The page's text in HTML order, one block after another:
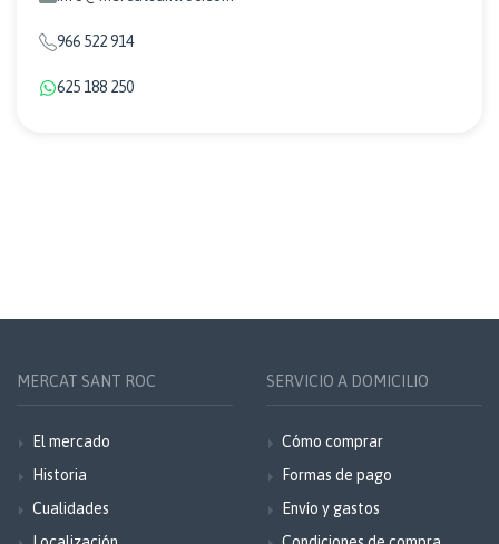
966 522 914
625 188 250
MERCAT SANT ROC
El mercado
Historia
Cualidades
SERVICIO A DOMICILIO
Cómo comprar
Formas de pago
Envío y gastos